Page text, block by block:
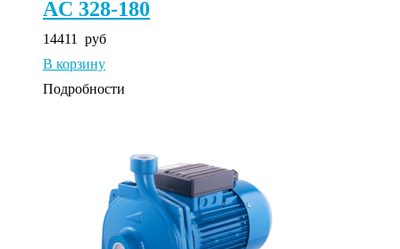
AC 328-180
14411
руб
В корзину
Подробности